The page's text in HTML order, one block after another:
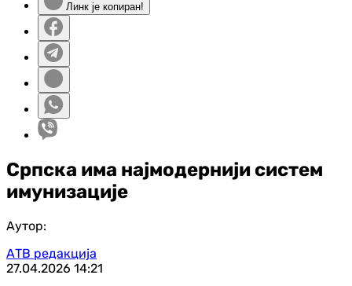
Линк је копиран!
Српска има најмодернији систем
имунизације
Аутор:
АТВ редакција
27.04.2026 14:21